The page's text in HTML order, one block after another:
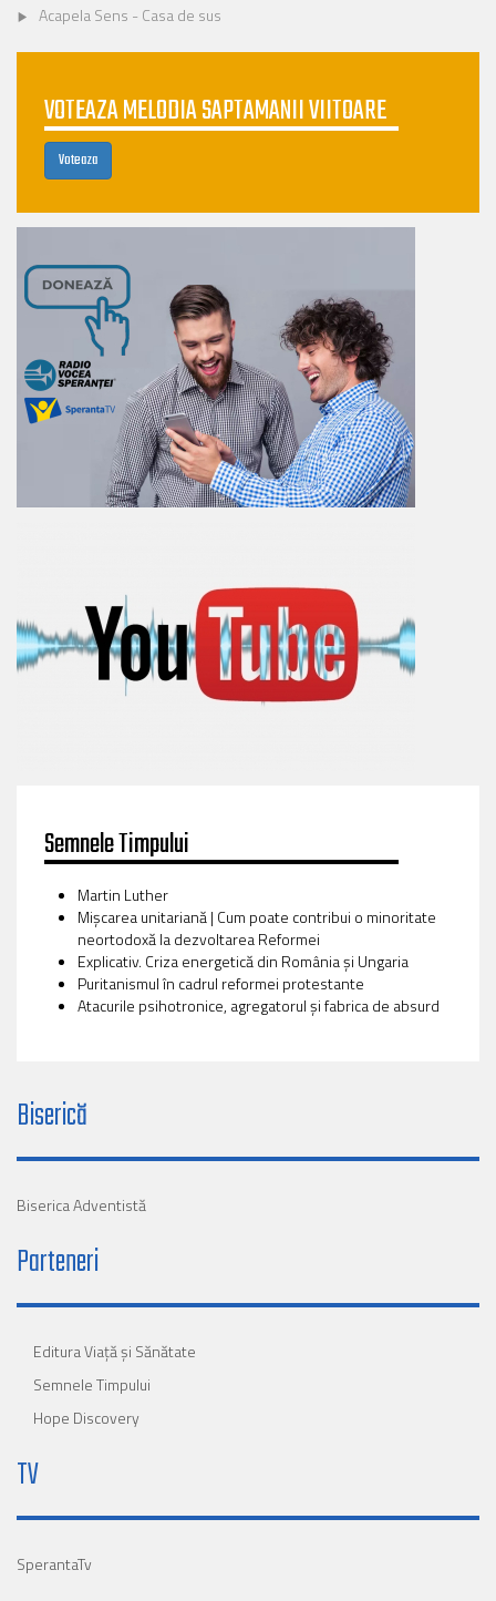
Acapela Sens - Casa de sus
VOTEAZA MELODIA SAPTAMANII VIITOARE
Voteaza
Semnele Timpului
Martin Luther
Mișcarea unitariană | Cum poate contribui o minoritate
neortodoxă la dezvoltarea Reformei
Explicativ. Criza energetică din România și Ungaria
Puritanismul în cadrul reformei protestante
Atacurile psihotronice, agregatorul și fabrica de absurd
Biserică
Biserica Adventistă
Parteneri
Editura Viaţă şi Sănătate
Semnele Timpului
Hope Discovery
TV
SperantaTv